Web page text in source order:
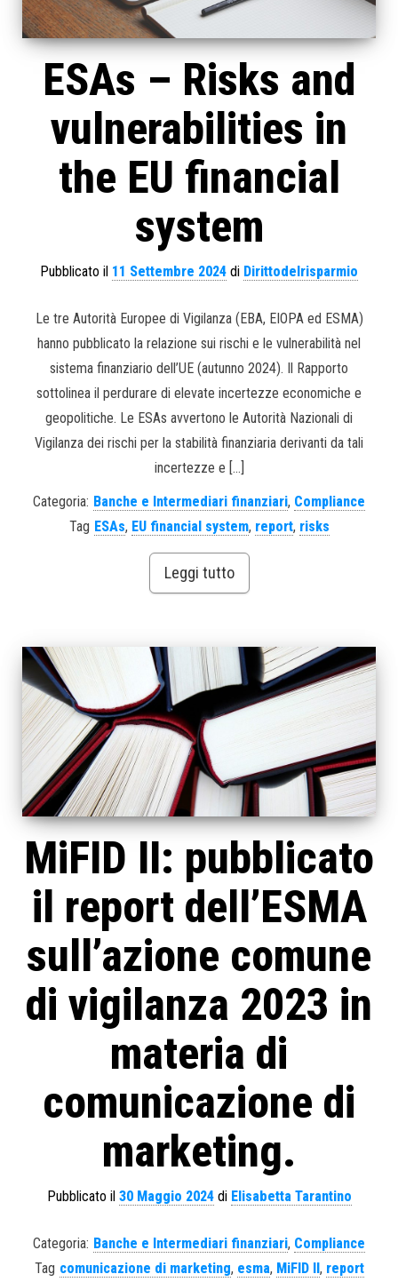
ESAs – Risks and
vulnerabilities in
the EU financial
system
Pubblicato il 11 Settembre 2024 di Dirittodelrisparmio
Le tre Autorità Europee di Vigilanza (EBA, EIOPA ed ESMA)
hanno pubblicato la relazione sui rischi e le vulnerabilità nel
sistema finanziario dell’UE (autunno 2024). Il Rapporto
sottolinea il perdurare di elevate incertezze economiche e
geopolitiche. Le ESAs avvertono le Autorità Nazionali di
Vigilanza dei rischi per la stabilità finanziaria derivanti da tali
incertezze e […]
Categoria: Banche e Intermediari finanziari, Compliance
Tag ESAs, EU financial system, report, risks
Leggi tutto
MiFID II: pubblicato
il report dell’ESMA
sull’azione comune
di vigilanza 2023 in
materia di
comunicazione di
marketing.
Pubblicato il 30 Maggio 2024di Elisabetta Tarantino
Categoria: Banche e Intermediari finanziari, Compliance
Tag comunicazione di marketing, esma, MiFID II, report